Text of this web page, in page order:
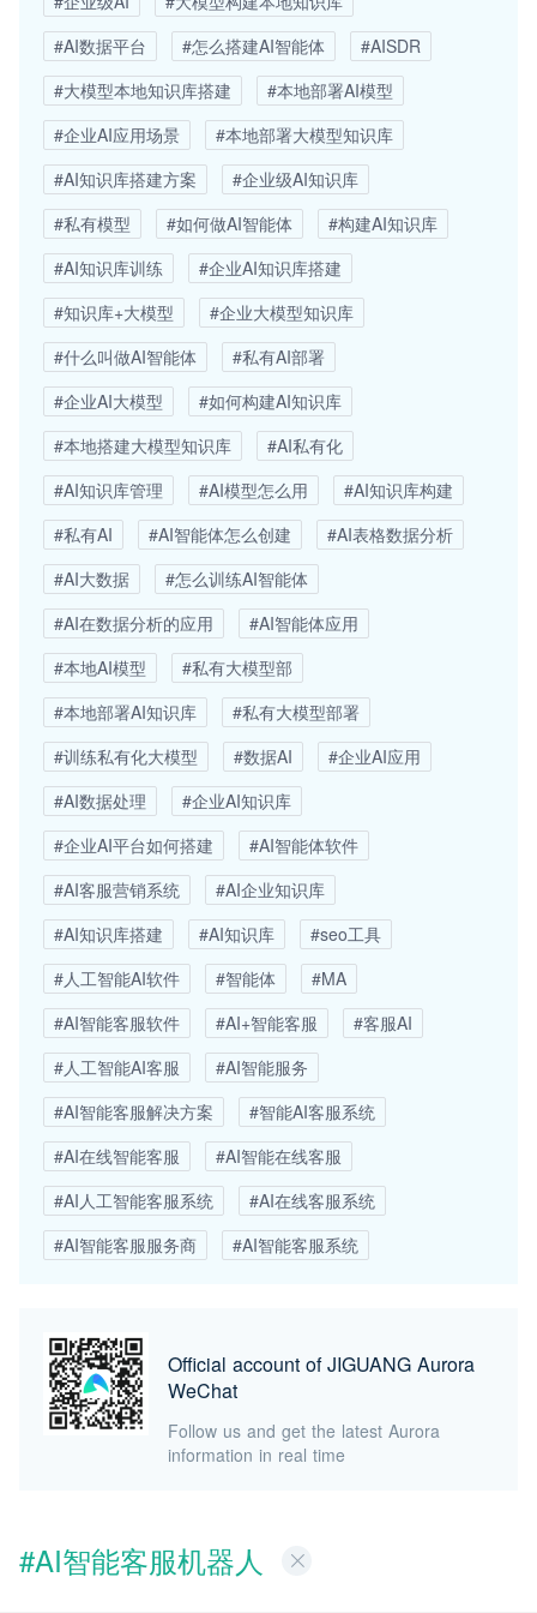
#AI智能客服机器人
#AI数据平台
#怎么搭建AI智能体
#AISDR
#大模型本地知识库搭建
#本地部署AI模型
#企业AI应用场景
#本地部署大模型知识库
#AI知识库搭建方案
#企业级AI知识库
#私有模型
#如何做AI智能体
#构建AI知识库
#AI知识库训练
#企业AI知识库搭建
#知识库+大模型
#企业大模型知识库
#什么叫做AI智能体
#私有AI部署
#企业AI大模型
#如何构建AI知识库
#本地搭建大模型知识库
#AI私有化
#AI知识库管理
#AI模型怎么用
#AI知识库构建
#私有AI
#AI智能体怎么创建
#AI表格数据分析
#AI大数据
#怎么训练AI智能体
#AI在数据分析的应用
#AI智能体应用
#本地AI模型
#私有大模型部
#本地部署AI知识库
#私有大模型部署
#训练私有化大模型
#数据AI
#企业AI应用
#AI数据处理
#企业AI知识库
#企业AI平台如何搭建
#AI智能体软件
#AI客服营销系统
#AI企业知识库
#AI知识库搭建
#AI知识库
#seo工具
#人工智能AI软件
#智能体
#MA
#AI智能客服软件
#AI+智能客服
#客服AI
#人工智能AI客服
#AI智能服务
#AI智能客服解决方案
#智能AI客服系统
#AI在线智能客服
#AI智能在线客服
#AI人工智能客服系统
#AI在线客服系统
#AI智能客服服务商
#AI智能客服系统
Official account of JIGUANG Aurora
WeChat
Follow us and get the latest Aurora
information in real time